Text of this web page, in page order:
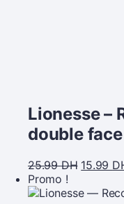
Lionesse –
double face
25.99DH 15.99
Promo !